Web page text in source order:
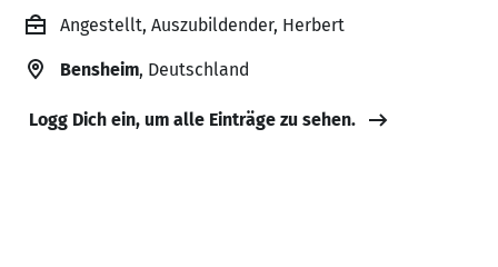
Angestellt, Auszubildender, Herbert
Bensheim, Deutschland
Logg Dich ein, um alle Einträge zu sehen.